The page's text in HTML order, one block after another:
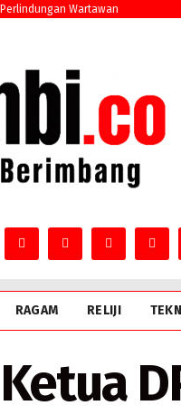
Perlindungan Wartawan
RAGAM RELIJI